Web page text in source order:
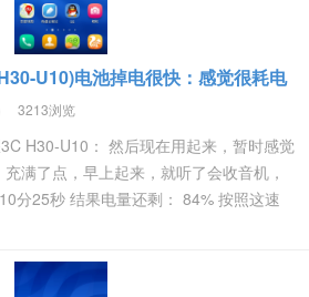
U10)电池掉电很快：感觉很耗电
3213浏览
H30-U10： 然后现在用起来，暂时感觉
满了点，早上起来，就听了会收音机，
分25秒 结果电量还剩： 84% 按照这速